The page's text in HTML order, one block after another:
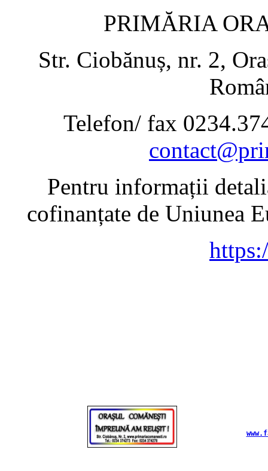
PRIMĂRIA
Str. Ciobănuș, nr. 2,
Telefon/ fax
Pentru informații
cofinanțate de Uniunea